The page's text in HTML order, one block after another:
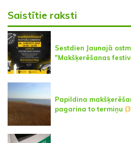
Saistītie raksti
Sestdien Jaunajā
"Makšķerēšanas
Papildina
pagarina to termiņu